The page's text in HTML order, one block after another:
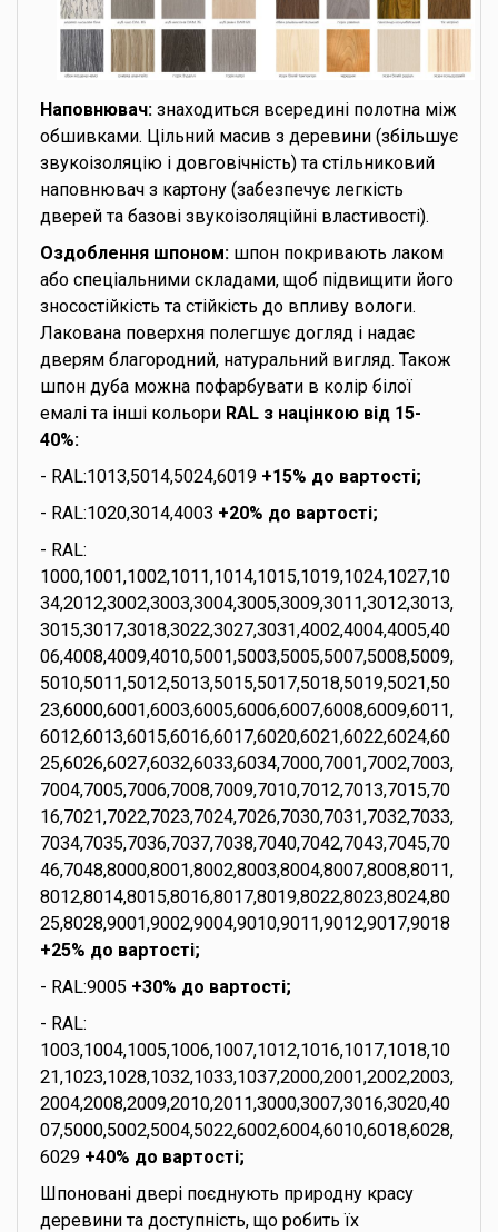
Наповнювач: знаходиться всередині полотна між
обшивками. Цільний масив з деревини (збільшує
звукоізоляцію і довговічність) та стільниковий
наповнювач з картону (забезпечує легкість
дверей та базові звукоізоляційні властивості).
Оздоблення шпоном: шпон покривають лаком
або спеціальними складами, щоб підвищити його
зносостійкість та стійкість до впливу вологи.
Лакована поверхня полегшує догляд і надає
дверям благородний, натуральний вигляд. Також
шпон дуба можна пофарбувати в колір білої
емалі та інші кольори RAL з націнкою від 15-
40%:
- RAL:1013,5014,5024,6019 +15% до вартості;
- RAL:1020,3014,4003 +20% до вартості;
- RAL:
1000,1001,1002,1011,1014,1015,1019,1024,1027,10
34,2012,3002,3003,3004,3005,3009,3011,3012,3013,
3015,3017,3018,3022,3027,3031,4002,4004,4005,40
06,4008,4009,4010,5001,5003,5005,5007,5008,5009,
5010,5011,5012,5013,5015,5017,5018,5019,5021,50
23,6000,6001,6003,6005,6006,6007,6008,6009,6011,
6012,6013,6015,6016,6017,6020,6021,6022,6024,60
25,6026,6027,6032,6033,6034,7000,7001,7002,7003,
7004,7005,7006,7008,7009,7010,7012,7013,7015,70
16,7021,7022,7023,7024,7026,7030,7031,7032,7033,
7034,7035,7036,7037,7038,7040,7042,7043,7045,70
46,7048,8000,8001,8002,8003,8004,8007,8008,8011,
8012,8014,8015,8016,8017,8019,8022,8023,8024,80
25,8028,9001,9002,9004,9010,9011,9012,9017,9018
+25% до вартості;
- RAL:9005 +30% до вартості;
- RAL:
1003,1004,1005,1006,1007,1012,1016,1017,1018,10
21,1023,1028,1032,1033,1037,2000,2001,2002,2003,
2004,2008,2009,2010,2011,3000,3007,3016,3020,40
07,5000,5002,5004,5022,6002,6004,6010,6018,6028,
6029 +40% до вартості;
Шпоновані двері поєднують природну красу
деревини та доступність, що робить їх